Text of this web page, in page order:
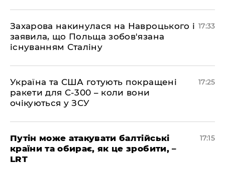
​Захарова накинулася на Навроцького і
заявила, що Польща зобов'язана
існуванням Сталіну
17:33
​Україна та США готують покращені
ракети для С-300 – коли вони
очікуються у ЗСУ
17:25
​Путін може атакувати балтійські
країни та обирає, як це зробити, –
LRT
17:15